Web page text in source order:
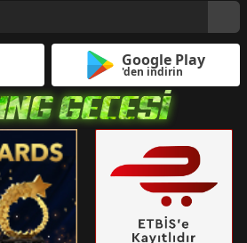
Google Play
'den indirin